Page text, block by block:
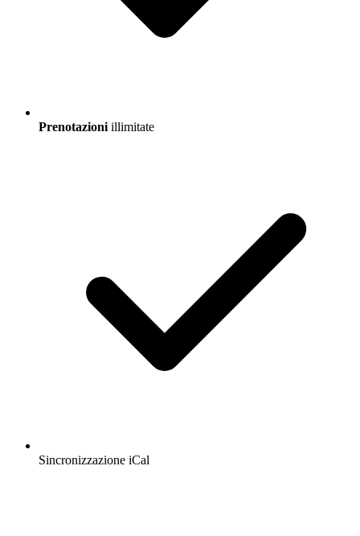
Prenotazioni illimitate
Sincronizzazione iCal